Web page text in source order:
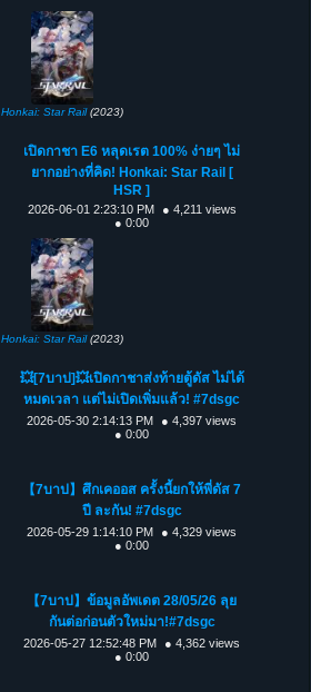
Honkai: Star Rail(2023)
เปิดกาชา E6 หลุดเรต 100% ง่ายๆ ไม่
ยากอย่างที่คิด! Honkai: Star Rail [
HSR ]
2026-06-01 2:23:10 PM
● 4,211 views
● 0:00
Honkai: Star Rail(2023)
💥[7บาป]💥เปิดกาชาส่งท้ายตู้ดัส ไม่ได้
หมดเวลา แต่ไม่เปิดเพิ่มแล้ว! #7dsgc
2026-05-30 2:14:13 PM
● 4,397 views
● 0:00
【7บาป】ศึกเคออส ครั้งนี้ยกให้พี่ดัส 7
ปี ละกัน! #7dsgc
2026-05-29 1:14:10 PM
● 4,329 views
● 0:00
【7บาป】ข้อมูลอัพเดต 28/05/26 ลุย
กันต่อก่อนตัวใหม่มา!#7dsgc
2026-05-27 12:52:48 PM
● 4,362 views
● 0:00